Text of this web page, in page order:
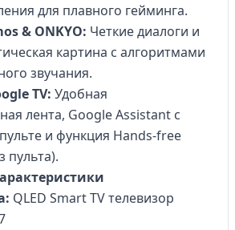
для плавного гейминга.
& ONKYO: Четкие диалоги и
картина с алгоритмами
звучания.
TV: Удобная
лента, Google Assistant с
и функция Hands-free
пульта).
QLED Smart TV телевизор